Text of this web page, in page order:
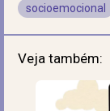
socioemocional
Veja também: